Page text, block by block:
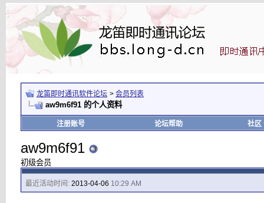
龙笛即时通讯软件论坛 > 会员列表
aw9m6f91 的个人资料
注册账号 论坛帮助 社区
aw9m6f91
初级会员
最近活动时间: 2013-04-06 10:29 AM